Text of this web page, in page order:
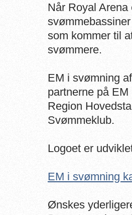
Når Royal
som kommer til
svømmere.
EM i svømning
partnerne på
Region
Svømmeklub.
Logoet er
EM i svømning
Ønskes